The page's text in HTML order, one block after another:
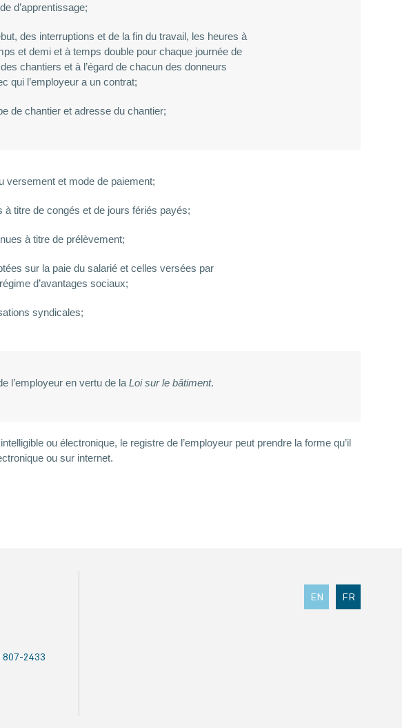
d’apprentissage;
des interruptions et de la fin du travail, les heures à
et demi et à temps double pour chaque journée de
chantiers et à l’égard de chacun des donneurs
qui l’employeur a un contrat;
de chantier et adresse du chantier;
versement et mode de paiement;
à titre de congés et de jours fériés payés;
à titre de prélèvement;
sur la paie du salarié et celles versées par
d’avantages sociaux;
syndicales;
l’employeur en vertu de la Loi sur le bâtiment.
ou électronique, le registre de l’employeur peut prendre la forme qu’il
ou sur internet.
807-2433
EN FR